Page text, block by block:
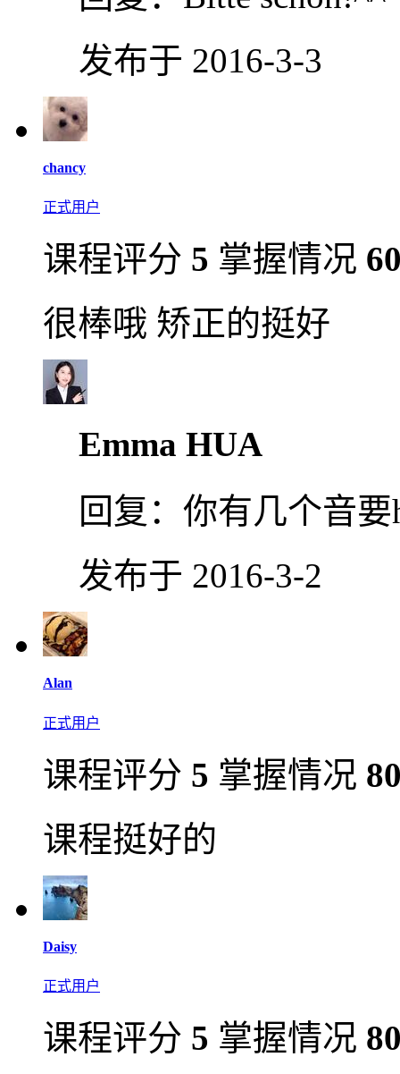
发布于 2016-3-3
chancy
正式用户
课程评分 5 掌握情况
很棒哦 矫正的挺好
Emma HUA
回复： 你有几个音
发布于 2016-3-2
Alan
正式用户
课程评分 5 掌握情况
课程挺好的
Daisy
正式用户
课程评分 5 掌握情况